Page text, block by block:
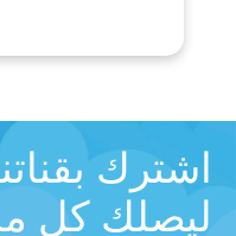
اشترك
ليصلك كل